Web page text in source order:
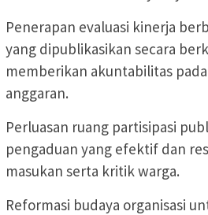
Penerapan evaluasi kinerja
yang dipublikasikan secara
memberikan akuntabilitas
anggaran.
Perluasan ruang partisipasi
pengaduan yang efektif dan
masukan serta kritik warga.
Reformasi budaya organisasi